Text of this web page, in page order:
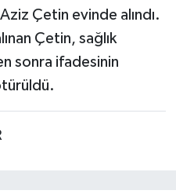
Çetin evinde alındı.
Çetin, sağlık
sonra ifadesinin